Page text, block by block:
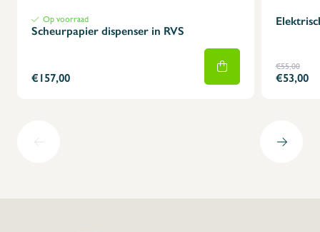
Op voorraad
Scheurpapier dispenser in RVS
€157,00
€55,00
€53,00